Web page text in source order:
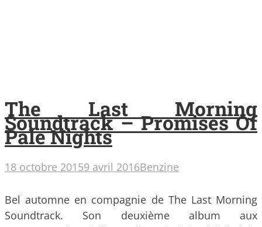
The Last Morning
Soundtrack – Promises Of
Pale Nights
18 octobre 20159 avril 2016Benzine
Bel automne en compagnie de The Last Morning
Soundtrack. Son deuxième album aux